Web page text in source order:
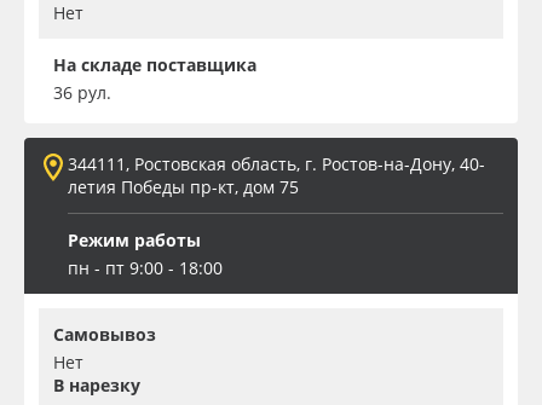
Нет
На складе поставщика
36 рул.
344111, Ростовская область, г. Ростов-на-Дону, 40-
летия Победы пр-кт, дом 75
Режим работы
пн - пт 9:00 - 18:00
Самовывоз
Нет
В нарезку